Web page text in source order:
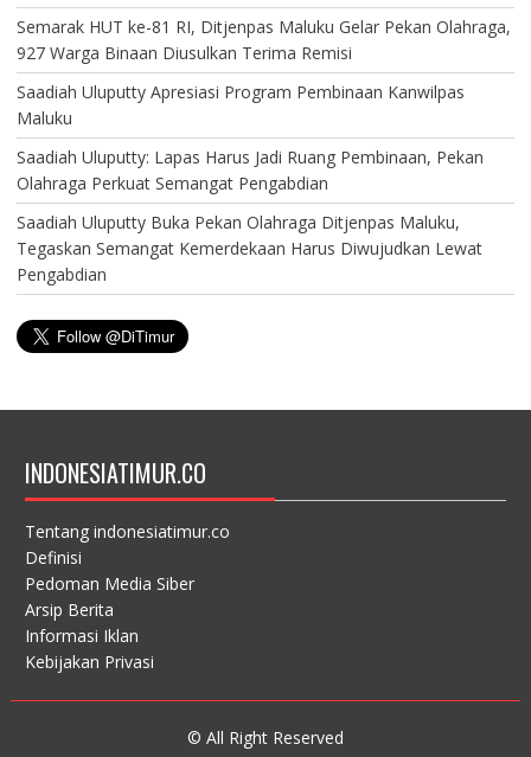
Semarak HUT ke-81 RI, Ditjenpas Maluku Gelar Pekan Olahraga,
927 Warga Binaan Diusulkan Terima Remisi
Saadiah Uluputty Apresiasi Program Pembinaan Kanwilpas
Maluku
Saadiah Uluputty: Lapas Harus Jadi Ruang Pembinaan, Pekan
Olahraga Perkuat Semangat Pengabdian
Saadiah Uluputty Buka Pekan Olahraga Ditjenpas Maluku,
Tegaskan Semangat Kemerdekaan Harus Diwujudkan Lewat
Pengabdian
INDONESIATIMUR.CO
Tentang indonesiatimur.co
Definisi
Pedoman Media Siber
Arsip Berita
Informasi Iklan
Kebijakan Privasi
© All Right Reserved